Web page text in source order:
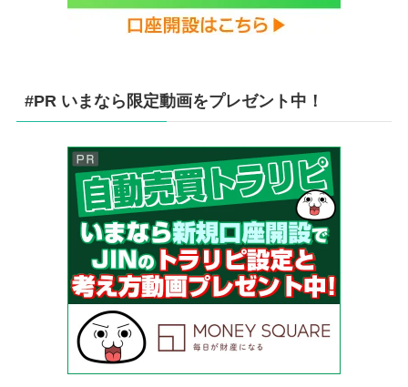
#PR いまなら限定動画をプレゼント中！